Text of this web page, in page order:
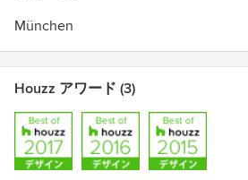
München
Houzz アワード (3)